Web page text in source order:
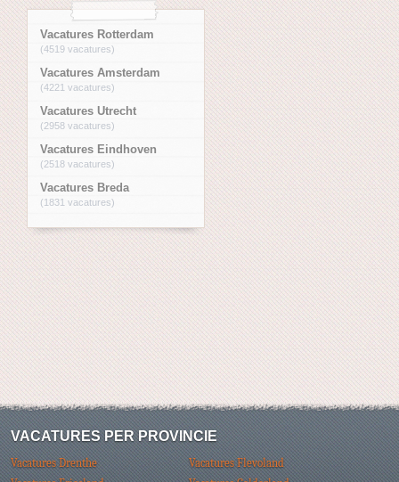
Vacatures Rotterdam
(4519 vacatures)
Vacatures Amsterdam
(4221 vacatures)
Vacatures Utrecht
(2958 vacatures)
Vacatures Eindhoven
(2518 vacatures)
Vacatures Breda
(1831 vacatures)
VACATURES PER PROVINCIE
Vacatures Drenthe
Vacatures Flevoland